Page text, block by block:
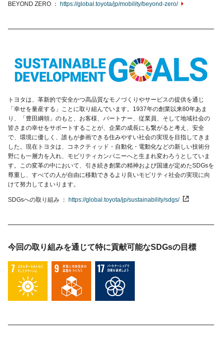
BEYOND ZERO https://global.toyota/jp/mobility/beyond-zero/
トヨタは、革新的で安全かつ高品質なモノづくりやサービスの提供を通じ
「幸せを量産する」ことに取り組んでいます。1937年の創業以来80年あま
り、「豊田綱領」のもと、お客様、パートナー、従業員、そして地域社会の
皆さまの幸せをサポートすることが、企業の成長にも繋がると考え、安全
で、環境に優しく、誰もが参画できる住みやすい社会の実現を目指してきま
した。現在トヨタは、コネクティッド・自動化・電動化などの新しい技術分
野にも一層力を入れ、モビリティカンパニーへと生まれ変わろうとしていま
す。この変革の中において、引き続き創業の精神および国連が定めたSDGsを
尊重し、すべての人が自由に移動できるより良いモビリティ社会の実現に向
けて努力してまいります。
SDGsへの取り組み https://global.toyota/jp/sustainability/sdgs/
今回の取り組みを通じて特に貢献可能なSDGsの目標